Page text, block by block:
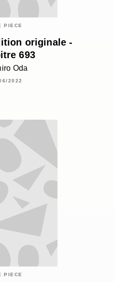
PIECE
originale -
693
Oda
2022
PIECE